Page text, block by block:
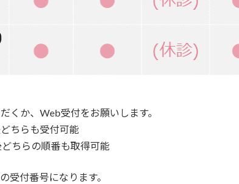
くか、Web受付をお願いします。
ちらも受付可能
ちらの順番も取得可能
受付番号になります。